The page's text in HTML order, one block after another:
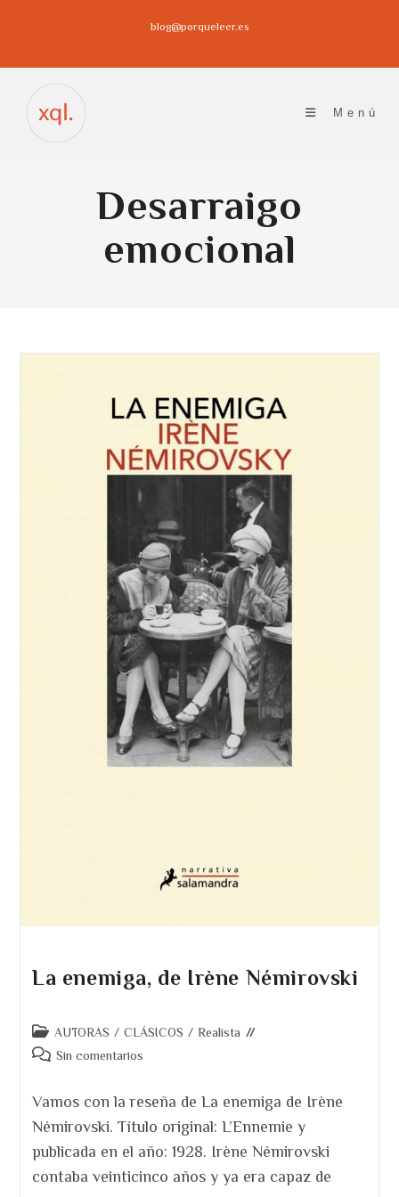
blog@porqueleer.es
Menú
Desarraigo
emocional
La enemiga, de Irène Némirovski
Categoría
de
AUTORAS / CLÁSICOS / Realista
Comentarios
entrada:
Sin comentarios
Vamos con la reseña de La enemiga de Irène
Némirovski. Título original: L’Ennemie y
publicada en el año: 1928. Irène Némirovski
contaba veinticinco años y ya era capaz de